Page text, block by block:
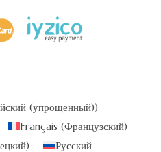
(упрощенный))
Français (Французский)
) Русский